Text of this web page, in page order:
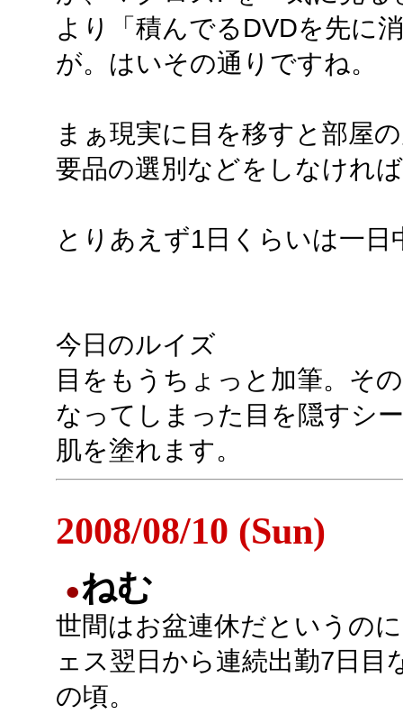
より「積んでるDVDを先に
が。はいその通りですね。
まぁ現実に目を移すと部屋
要品の選別などをしなけれ
とりあえず1日くらいは一日
今日のルイズ
目をもうちょっと加筆。そ
なってしまった目を隠すシ
肌を塗れます。
2008/08/10 (Sun)
●ねむ
世間はお盆連休だというの
ェス翌日から連続出勤7日目
の頃。